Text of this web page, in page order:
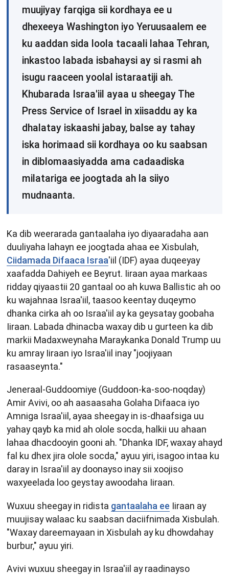
muujiyay farqiga sii kordhaya ee u
dhexeeya Washington iyo Yeruusaalem ee
ku aaddan sida loola tacaali lahaa Tehran,
inkastoo labada isbahaysi ay si rasmi ah
isugu raaceen yoolal istaraatiji ah.
Khubarada Israa'iil ayaa u sheegay The
Press Service of Israel in xiisaddu ay ka
dhalatay iskaashi jabay, balse ay tahay
iska horimaad sii kordhaya oo ku saabsan
in diblomaasiyadda ama cadaadiska
milatariga ee joogtada ah la siiyo
mudnaanta.
Ka dib weerarada gantaalaha iyo diyaaradaha aan
duuliyaha lahayn ee joogtada ahaa ee Xisbulah,
Ciidamada Difaaca Israa'iil (IDF) ayaa duqeeyay
xaafadda Dahiyeh ee Beyrut. Iiraan ayaa markaas
ridday qiyaastii 20 gantaal oo ah kuwa Ballistic ah oo
ku wajahnaa Israa'iil, taasoo keentay duqeymo
dhanka cirka ah oo Israa'iil ay ka geysatay goobaha
Iiraan. Labada dhinacba waxay dib u gurteen ka dib
markii Madaxweynaha Maraykanka Donald Trump uu
ku amray Iiraan iyo Israa'iil inay "joojiyaan
rasaaseynta."
Jeneraal-Guddoomiye (Guddoon-ka-soo-noqday)
Amir Avivi, oo ah aasaasaha Golaha Difaaca iyo
Amniga Israa'iil, ayaa sheegay in is-dhaafsiga uu
yahay qayb ka mid ah olole socda, halkii uu ahaan
lahaa dhacdooyin gooni ah. "Dhanka IDF, waxay ahayd
fal ku dhex jira olole socda," ayuu yiri, isagoo intaa ku
daray in Israa'iil ay doonayso inay sii xoojiso
waxyeelada loo geystay awoodaha Iiraan.
Wuxuu sheegay in ridista gantaalaha ee Iiraan ay
muujisay walaac ku saabsan daciifnimada Xisbulah.
"Waxay dareemayaan in Xisbulah ay ku dhowdahay
burbur," ayuu yiri.
Avivi wuxuu sheegay in Israa'iil ay raadinayso